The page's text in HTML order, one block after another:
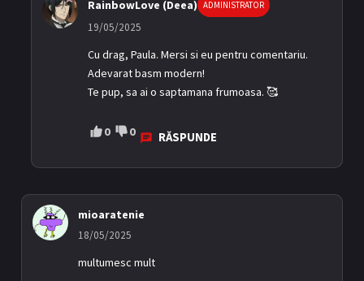
RainbowLove (Deea) ADMINISTRATOR
19/05/2025
Cu drag, Paula. Mersi si eu pentru comentariu.
Adevarat basm modern!
Te pup, sa ai o saptamana frumoasa. 🥰
0 0 RĂSPUNDE
mioaratenie
18/05/2025
multumesc mult